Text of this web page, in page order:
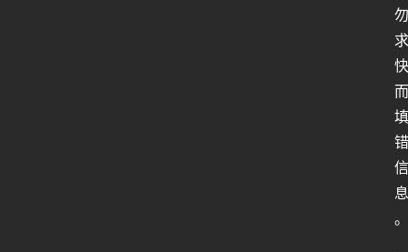
勿
求
快
而
填
错
信
息
。